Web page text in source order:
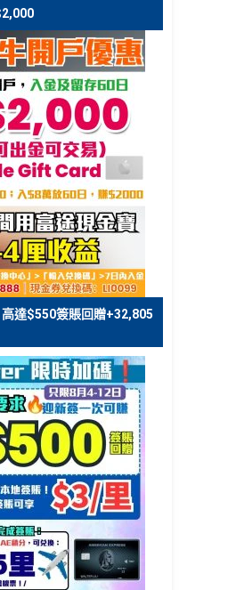
達$550簽賬回贈+32,805